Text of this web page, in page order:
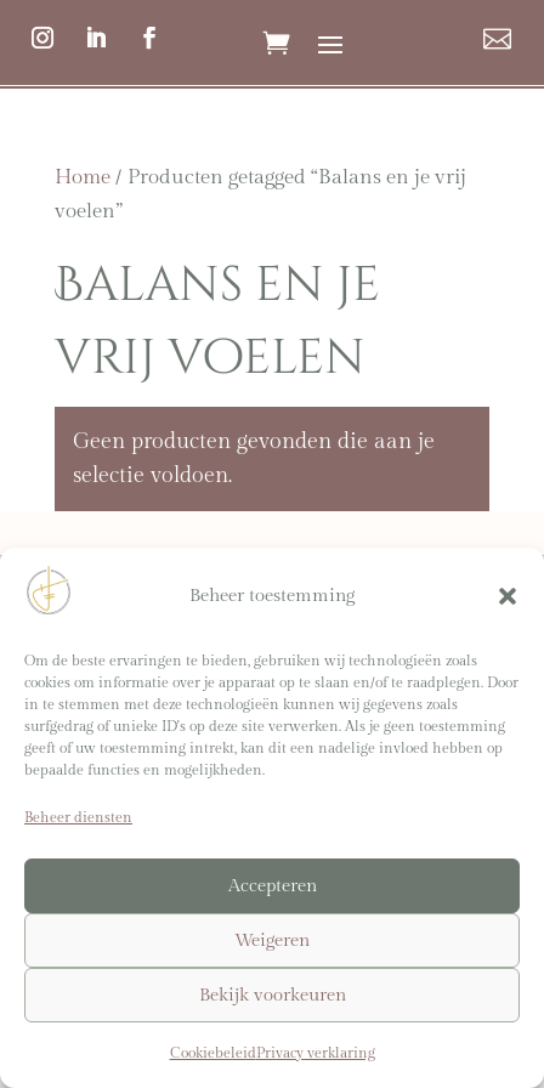
Beheer toestemming
Om de beste ervaringen te bieden, gebruiken wij technologieën zoals
cookies om informatie over je apparaat op te slaan en/of te raadplegen. Door
in te stemmen met deze technologieën kunnen wij gegevens zoals
surfgedrag of unieke ID's op deze site verwerken. Als je geen toestemming
geeft of uw toestemming intrekt, kan dit een nadelige invloed hebben op
bepaalde functies en mogelijkheden.
Beheer diensten
Accepteren
Weigeren
Bekijk voorkeuren
CookiebeleidPrivacy verklaring

Home/ Producten getagged “Balans en je vrij
voelen”
Balans en je
vrij voelen
Geen producten gevonden die aan je
selectie voldoen.
Overige foto’s door:Sabrina en Margot Akkerman
Webdesign:Virtual Venture
© 2025-2026 Sabrina Akkerman. Alle rechten
Algemene voorwaarden
verklaring|Cookiebeleid